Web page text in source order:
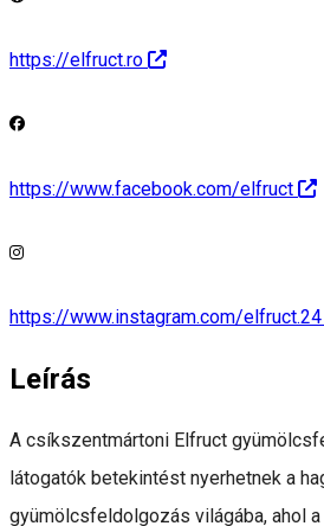
https://elfruct.ro
https://www.facebook.com/elfruct
https://www.instagram.com/elfruct.24
Leírás
A csíkszentmártoni Elfruct
látogatók betekintést nyerhetnek a
gyümölcsfeldolgozás világába, ahol